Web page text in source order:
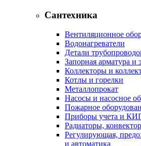
Сантехника
Вентиляционное
Водонагреватели
Детали
Запорная арматура и
Коллекторы и
Котлы и горелки
Металлопрокат
Насосы и насосное
Пожарное
Приборы учета и
Радиаторы,
Регулирующая,
и автоматика